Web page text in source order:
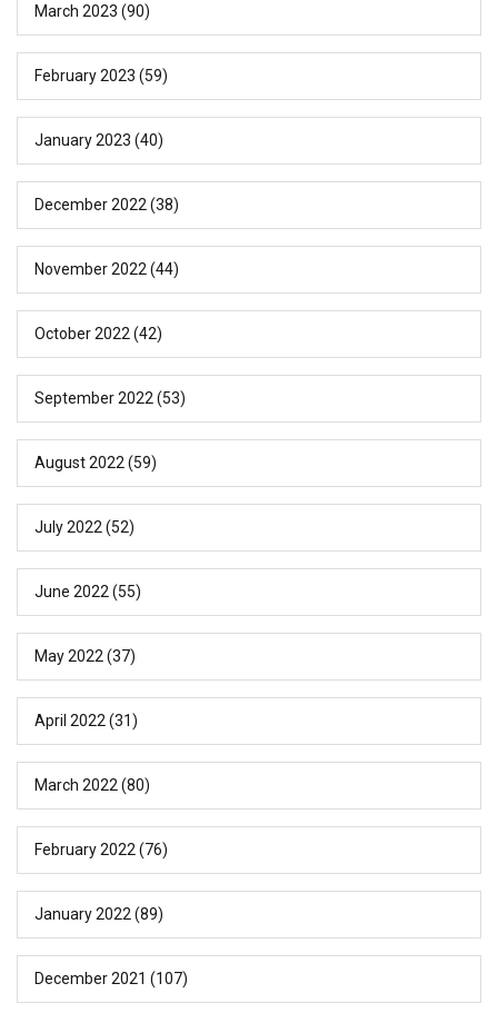
March 2023 (90)
February 2023 (59)
January 2023 (40)
December 2022 (38)
November 2022 (44)
October 2022 (42)
September 2022 (53)
August 2022 (59)
July 2022 (52)
June 2022 (55)
May 2022 (37)
April 2022 (31)
March 2022 (80)
February 2022 (76)
January 2022 (89)
December 2021 (107)